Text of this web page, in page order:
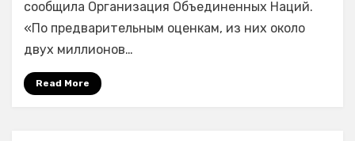
восьми
сообщила Организация Объединенных Наций.
«По предварительным оценкам, из них около
двух миллионов…
Read More